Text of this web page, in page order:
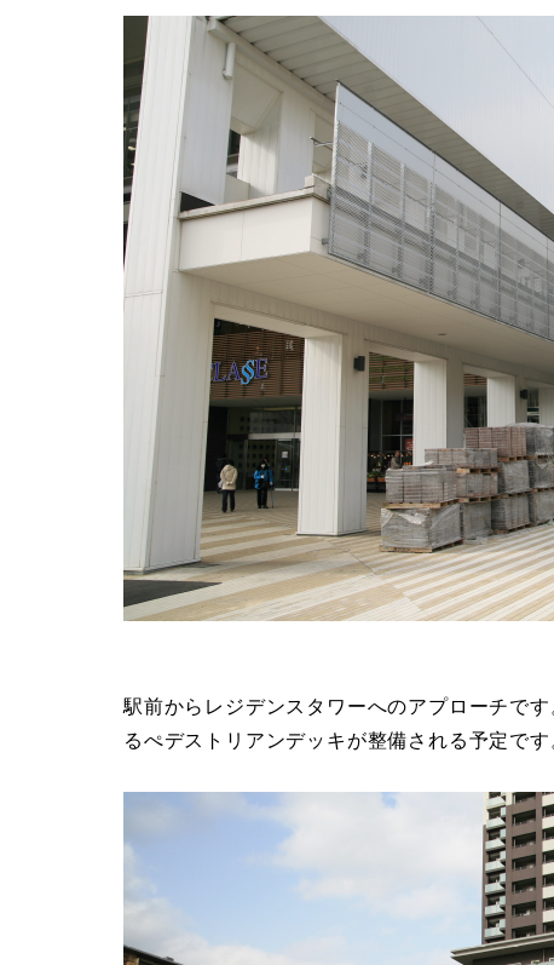
駅前からレジデンスタワーへのアプローチで
るぺデストリアンデッキが整備される予定です